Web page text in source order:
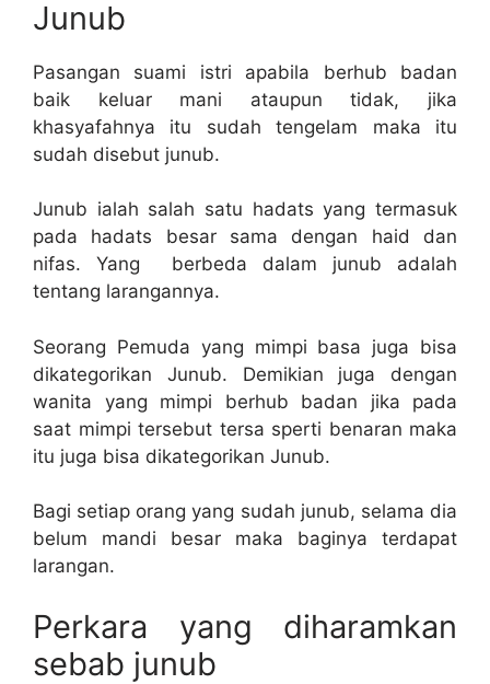
Junub
Pasangan suami istri apabila berhub badan
baik keluar mani ataupun tidak, jika
khasyafahnya itu sudah tengelam maka itu
sudah disebut junub.
Junub ialah salah satu hadats yang termasuk
pada hadats besar sama dengan haid dan
nifas. Yang berbeda dalam junub adalah
tentang larangannya.
Seorang Pemuda yang mimpi basa juga bisa
dikategorikan Junub. Demikian juga dengan
wanita yang mimpi berhub badan jika pada
saat mimpi tersebut tersa sperti benaran maka
itu juga bisa dikategorikan Junub.
Bagi setiap orang yang sudah junub, selama dia
belum mandi besar maka baginya terdapat
larangan.
Perkara yang diharamkan
sebab junub